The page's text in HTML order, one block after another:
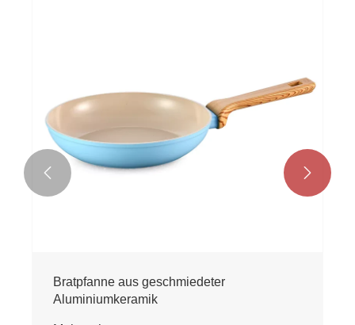
 